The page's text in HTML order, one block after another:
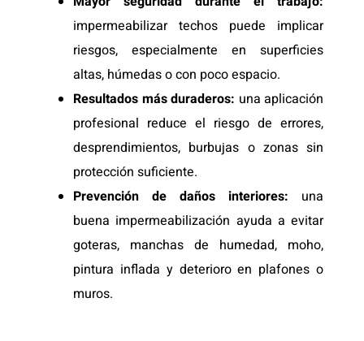
impermeabilizar techos puede implicar
riesgos, especialmente en superficies
altas, húmedas o con poco espacio.
Resultados más duraderos: una aplicación
profesional reduce el riesgo de errores,
desprendimientos, burbujas o zonas sin
protección suficiente.
Prevención de daños interiores: una
buena impermeabilización ayuda a evitar
goteras, manchas de humedad, moho,
pintura inflada y deterioro en plafones o
muros.